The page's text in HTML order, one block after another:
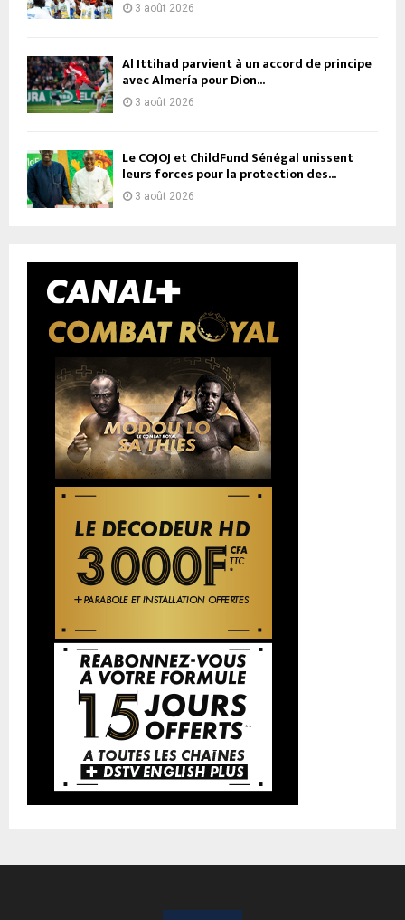
3 août 2026
Al Ittihad parvient à un accord de principe
avec Almería pour Dion...
3 août 2026
Le COJOJ et ChildFund Sénégal unissent
leurs forces pour la protection des...
3 août 2026